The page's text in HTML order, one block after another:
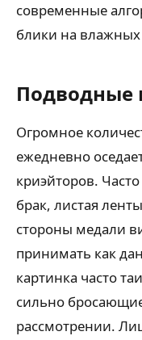
современные
блики на влажных
Подводные
Огромное
ежедневно
криэйторов.
брак, листая
стороны медали
принимать как
картинка часто
сильно
рассмотрении.